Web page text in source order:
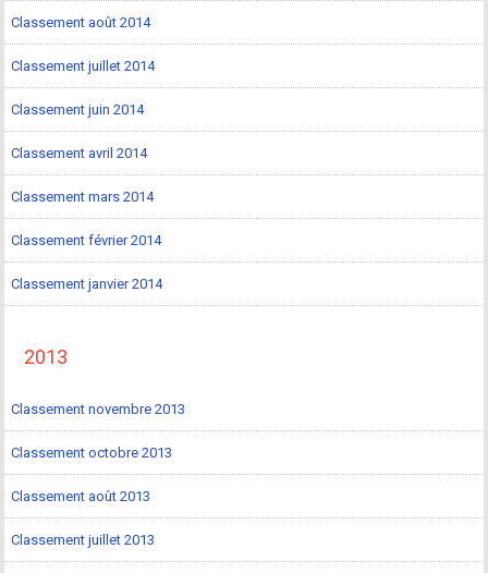
Classement août 2014
Classement juillet 2014
Classement juin 2014
Classement avril 2014
Classement mars 2014
Classement février 2014
Classement janvier 2014
2013
Classement novembre 2013
Classement octobre 2013
Classement août 2013
Classement juillet 2013